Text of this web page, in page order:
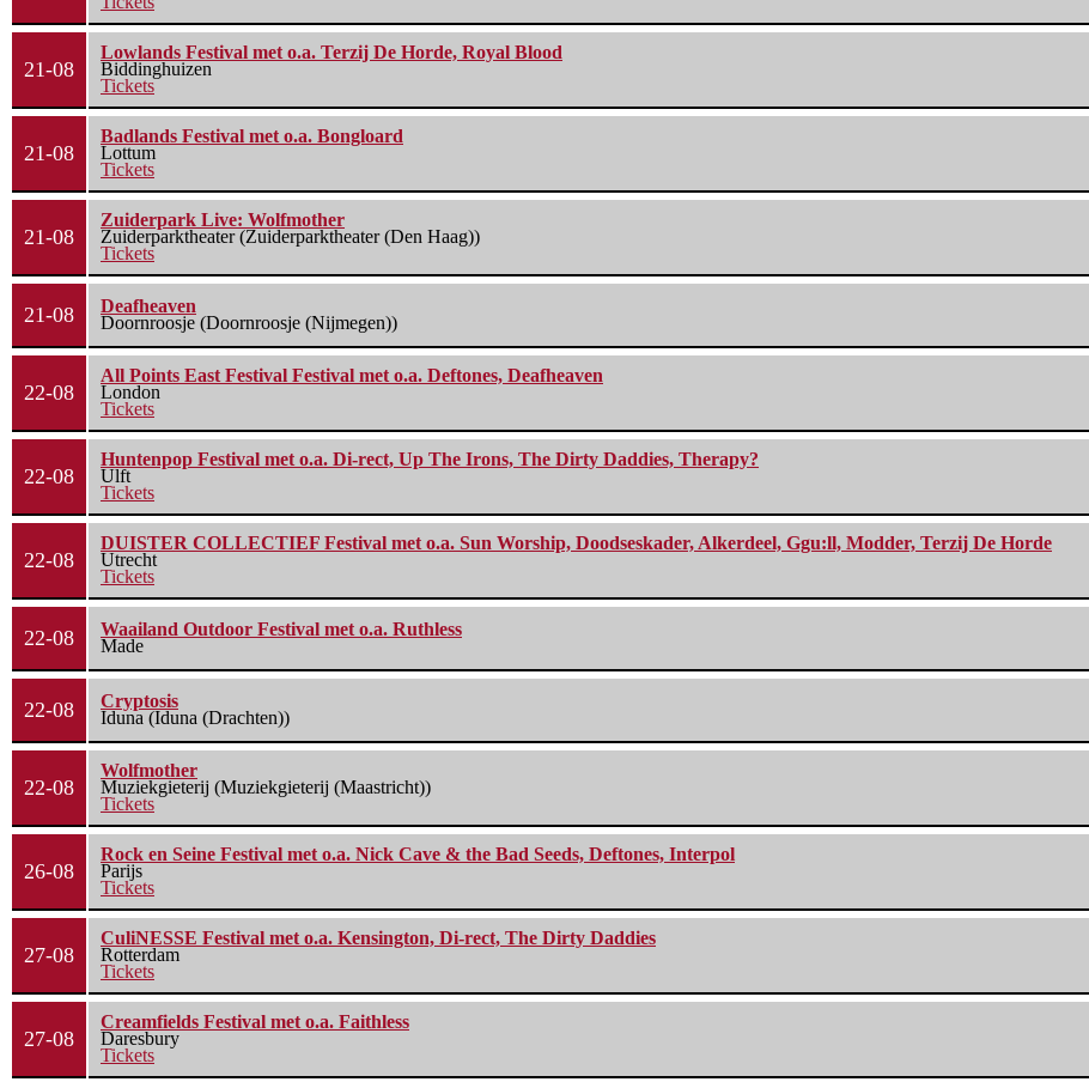
21-08
Lowlands Festival met o.a. Terzij De Horde, Royal Blood
Biddinghuizen
Tickets
21-08
Badlands Festival met o.a. Bongloard
Lottum
Tickets
21-08
Zuiderpark Live: Wolfmother
Zuiderparktheater (Zuiderparktheater (Den Haag))
Tickets
21-08
Deafheaven
Doornroosje (Doornroosje (Nijmegen))
22-08
All Points East Festival Festival met o.a. Deftones, Deafheaven
London
Tickets
22-08
Huntenpop Festival met o.a. Di-rect, Up The Irons, The Dirty Daddies, Therapy?
Ulft
Tickets
22-08
DUISTER COLLECTIEF Festival met o.a. Sun Worship, Doodseskader, Alkerdeel, Ggu:ll, Modder, Terzij De Horde
Utrecht
Tickets
22-08
Waailand Outdoor Festival met o.a. Ruthless
Made
22-08
Cryptosis
Iduna (Iduna (Drachten))
22-08
Wolfmother
Muziekgieterij (Muziekgieterij (Maastricht))
Tickets
26-08
Rock en Seine Festival met o.a. Nick Cave & the Bad Seeds, Deftones, Interpol
Parijs
Tickets
27-08
CuliNESSE Festival met o.a. Kensington, Di-rect, The Dirty Daddies
Rotterdam
Tickets
27-08
Creamfields Festival met o.a. Faithless
Daresbury
Tickets